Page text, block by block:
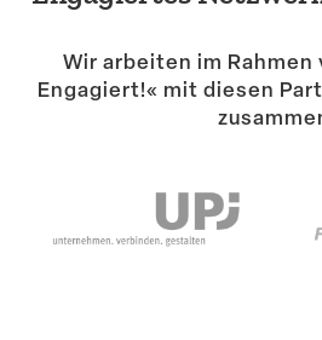
Wir arbeiten im Rahmen
Engagiert!« mit diesen